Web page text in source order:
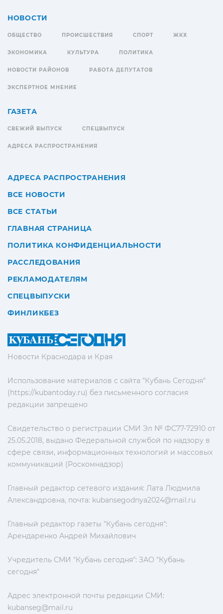
Новости Краснодара и Края
Использование материалов с сайта "Кубань Сегодня"
(https://kubantoday.ru) без письменного согласия
редакции запрещено
Свидетельство о регистрации СМИ Эл № ФС77-72910 от
25.05.2018, выдано Федеральной службой по надзору в
сфере связи, информационных технологий и массовых
коммуникаций (Роскомнадзор)
Главный редактор сетевого издания: Лата Людмила
Александровна, почта: kubansegodnya2024@mail.ru
Главный редактор газеты "Кубань сегодня":
Арендаренко Андрей Михайлович
Учредитель СМИ "Кубань сегодня": ЗАО "Кубань
сегодня"
Адрес электронной почты редакции СМИ:
kubanseg@mail.ru
НОВОСТИ
ОБЩЕСТВО ПРОИСШЕСТВИЯ СПОРТ ЖКХ
ЭКОНОМИКА КУЛЬТУРА ПОЛИТИКА
НОВОСТИ РАЙОНОВ РАБОТА ДЕПУТАТОВ
ЭКСПЕРТНОЕ МНЕНИЕ
ГАЗЕТА
СВЕЖИЙ ВЫПУСК СПЕЦВЫПУСК
АДРЕСА РАСПРОСТРАНЕНИЯ
АДРЕСА РАСПРОСТРАНЕНИЯ
ВСЕ НОВОСТИ
ВСЕ СТАТЬИ
ГЛАВНАЯ СТРАНИЦА
ПОЛИТИКА КОНФИДЕНЦИАЛЬНОСТИ
РАССЛЕДОВАНИЯ
РЕКЛАМОДАТЕЛЯМ
СПЕЦВЫПУСКИ
ФИНЛИКБЕЗ